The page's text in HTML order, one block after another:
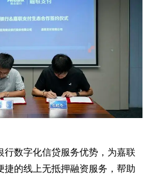
数字化信贷服务优势，为嘉联
的线上无抵押融资服务，帮助